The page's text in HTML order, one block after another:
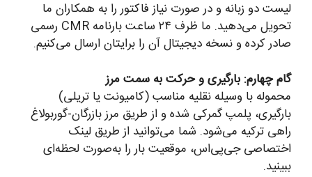
لیست دو زبانه و در صورت نیاز فاکتور را به همکاران ما
تحویل می‌دهید. ما ظرف ۲۴ ساعت بارنامه CMR رسمی
صادر کرده و نسخه دیجیتال آن را برایتان ارسال می‌کنیم.
گام چهارم: بارگیری و حرکت به سمت مرز
محموله با وسیله نقلیه مناسب (کامیونت یا تریلی)
بارگیری، پلمپ گمرکی شده و از طریق مرز بازرگان-گوربولاغ
راهی ترکیه می‌شود. شما می‌توانید از طریق لینک
اختصاصی جی‌پی‌اس، موقعیت بار را به‌صورت لحظه‌ای
ببینید.